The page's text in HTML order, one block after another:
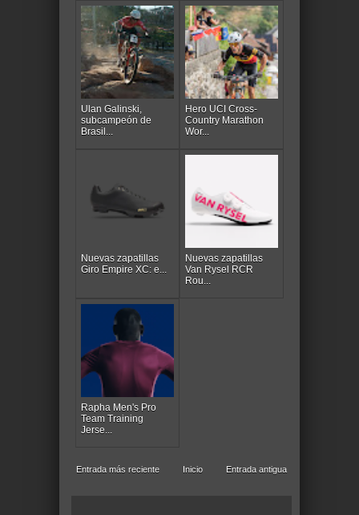
Ulan Galinski,
subcampeón de
Brasil...
Hero UCI Cross-
Country Marathon
Wor...
Nuevas zapatillas
Giro Empire XC: e...
Nuevas zapatillas
Van Rysel RCR
Rou...
Rapha Men's Pro
Team Training
Jerse...
Entrada más reciente Entrada antigua
Inicio